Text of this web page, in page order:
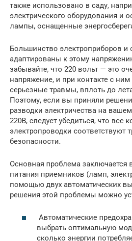
также использовано в саду,
электрического оборудования и
лампы, оснащенные
Большинство электроприборов и
адаптированы к этому
забывайте, что 220 вольт — это
напряжение, и при контакте с
серьезные травмы, вплоть до
Поэтому, если вы приняли
разводки электричества на
220В, следует убедиться, что все
электропроводки соответствуют
безопасности.
Основная проблема заключается
питания приемников (ламп,
помощью двух автоматических
решения этой проблемы можно
Автоматические
выбрать оптимальную
сколько энергии